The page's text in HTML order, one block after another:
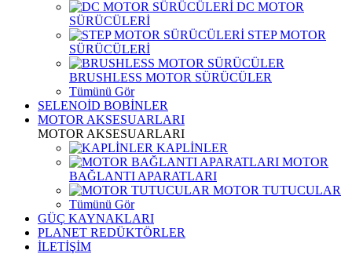
DC MOTOR
SÜRÜCÜLERİ
STEP MOTOR
SÜRÜCÜLERİ
BRUSHLESS MOTOR SÜRÜCÜLER
Tümünü Gör
SELENOİD BOBİNLER
MOTOR AKSESUARLARI
MOTOR AKSESUARLARI
KAPLİNLER
MOTOR
BAĞLANTI APARATLARI
MOTOR TUTUCULAR
Tümünü Gör
GÜÇ KAYNAKLARI
PLANET REDÜKTÖRLER
İLETİŞİM